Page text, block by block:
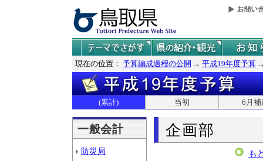
現在の位置： 予算編成過程の公開 平成19年度予算
(累計) 当初 6月補
一般会計
防災局
企画部
も